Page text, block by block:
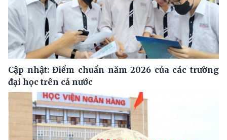
Cập nhật: Điểm chuẩn năm 2026 của các trường
đại học trên cả nước